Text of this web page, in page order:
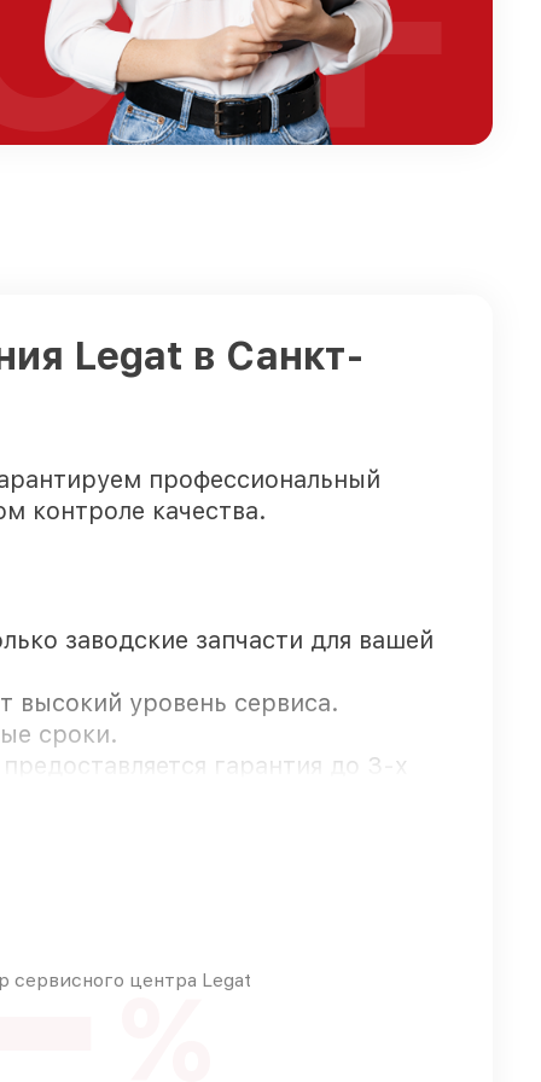
Legat в Санкт-
профессиональный
контроле качества.
заводские запчасти для вашей
высокий уровень сервиса.
сроки.
гарантия до 3-х
быстро
сервисного центра Legat